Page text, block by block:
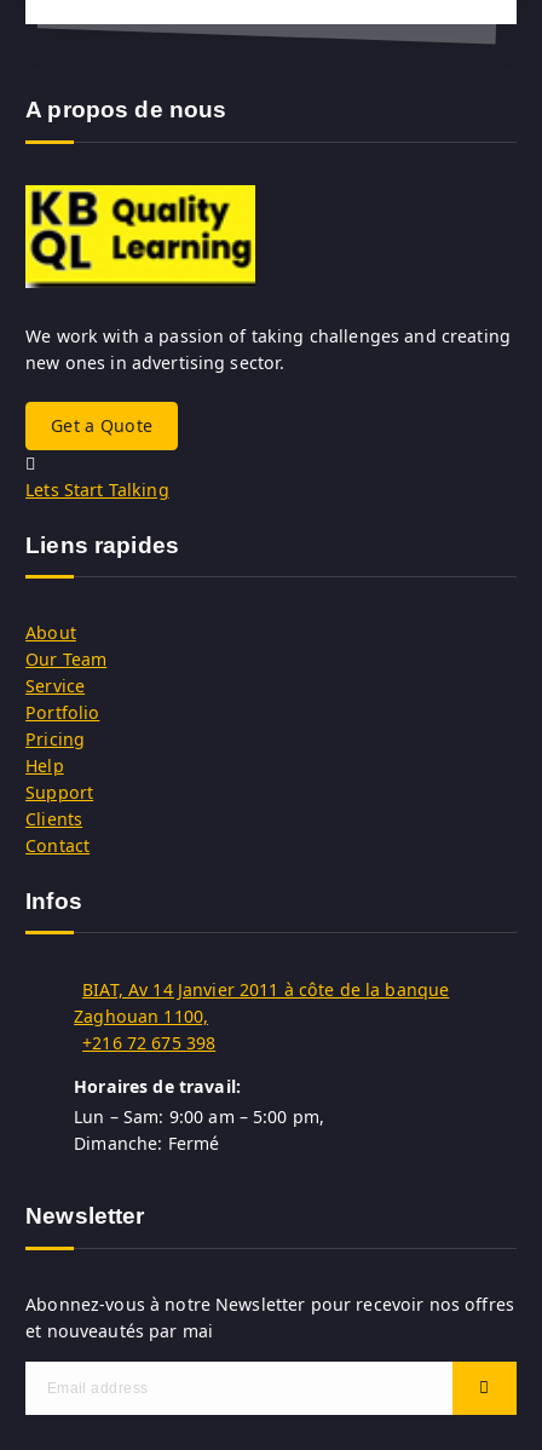
A propos de nous
We work with a passion of taking challenges and creating
new ones in advertising sector.
Get a Quote
Lets Start Talking
Liens rapides
About
Our Team
Service
Portfolio
Pricing
Help
Support
Clients
Contact
Infos
BIAT, Av 14 Janvier 2011 à côte de la banque
Zaghouan 1100,
+216 72 675 398
Horaires de travail:
Lun – Sam: 9:00 am – 5:00 pm,
Dimanche: Fermé
Newsletter
Abonnez-vous à notre Newsletter pour recevoir nos offres
et nouveautés par mai